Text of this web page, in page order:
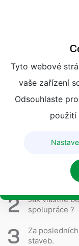
OBCHODNÍ
A
Průmyslové
vlastně
Jak vlastně
spolupráce ?
Za
staveb.
Tyto webové
vaše zařízení
Odsouhlaste
použití